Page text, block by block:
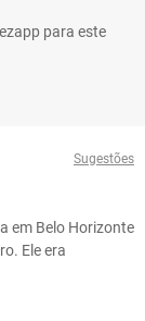
para este
Sugestões
em Belo Horizonte
Ele era